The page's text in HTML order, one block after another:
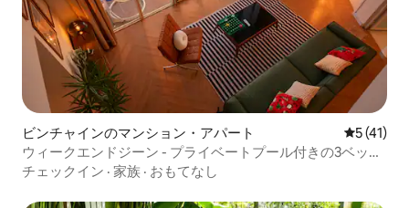
ビンチャインのマンション・アパート レビュー
5 (41)
ウィークエンドジーン - プライベートプール付きの3ベッド
ルームのデュプレックス
チェックイン · 家族 · おもてなし